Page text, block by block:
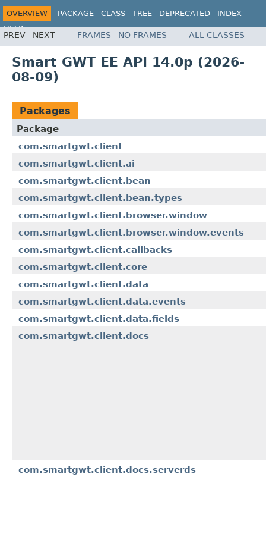
OVERVIEW PACKAGE CLASS TREE DEPRECATED
INDEX
HELP
PREV NEXT FRAMES NO FRAMES ALL CLASSES
Smart GWT EE API 14.0p (2026-
08-09)
Packages
Package
com.smartgwt.client
com.smartgwt.client.ai
com.smartgwt.client.bean
com.smartgwt.client.bean.types
com.smartgwt.client.browser.window
com.smartgwt.client.browser.window.events
com.smartgwt.client.callbacks
com.smartgwt.client.core
com.smartgwt.client.data
com.smartgwt.client.data.events
com.smartgwt.client.data.fields
com.smartgwt.client.docs
com.smartgwt.client.docs.serverds